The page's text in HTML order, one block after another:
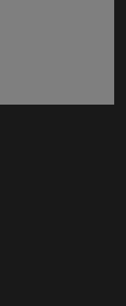
ventana)
ventana)